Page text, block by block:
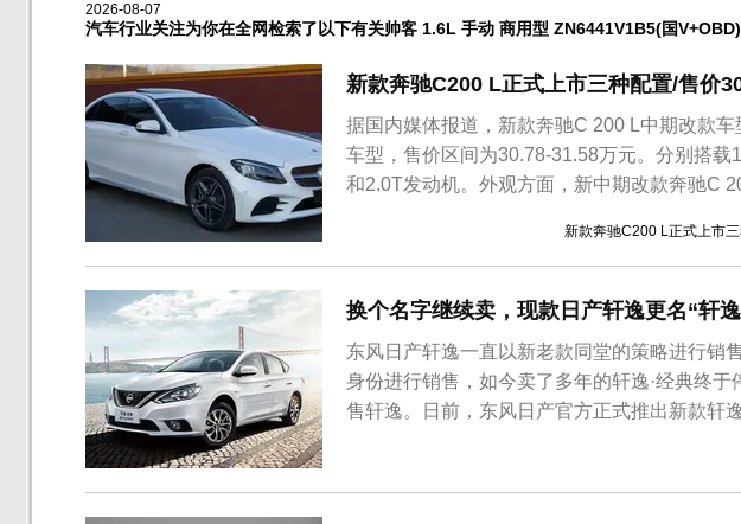
2026-08-07
汽车行业关注为你在全网检索了以下有关帅客 1.6L 手动 商用型 ZN6441V1B5(国V+OBD)
新款奔驰C200 L正式上市三种配置/售价
据国内媒体报道，新款奔驰C 200 L中期改款
车型，售价区间为30.78-31.58万元。分别搭
和2.0T发动机。外观方面，新中期改款奔驰C
车身侧面与车尾的造型则与现款车型几乎一致
款C...
新款奔驰C200 L正式上市
换个名字继续卖，现款日产轩逸更名“轩
东风日产轩逸一直以新老款同堂的策略进行销
身份进行销售，如今卖了多年的轩逸·经典终
售轩逸。日前，东风日产官方正式推出新款轩
入了“Classic”字样的标识，从而表明身份。动
HR16型1.6L...